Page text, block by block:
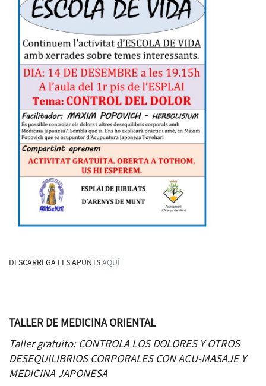
DESCARREGA ELS APUNTSAQUÍ
TALLER DE MEDICINA ORIENTAL
Taller gratuito: CONTROLA LOS DOLORES Y OTROS
DESEQUILIBRIOS CORPORALES CON ACU-MASAJE Y
MEDICINA JAPONESA